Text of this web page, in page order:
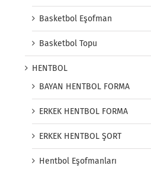
Basketbol Eşofman
Basketbol Topu
HENTBOL
BAYAN HENTBOL FORMA
ERKEK HENTBOL FORMA
ERKEK HENTBOL ŞORT
Hentbol Eşofmanları